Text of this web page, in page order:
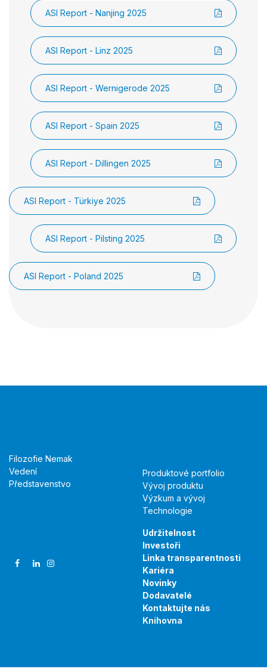
ASI Report - Nanjing 2025
ASI Report - Linz 2025
ASI Report - Wernigerode 2025
ASI Report - Spain 2025
ASI Report - Dillingen 2025
ASI Report - Türkiye 2025
ASI Report - Pilsting 2025
ASI Report - Poland 2025
Filozofie Nemak
Vedení
Představenstvo
Produktové portfolio
Vývoj produktu
Výzkum a vývoj
Technologie
Udržitelnost
Investoři
Linka transparentnosti
Kariéra
Novinky
Dodavatelé
Kontaktujte nás
Knihovna